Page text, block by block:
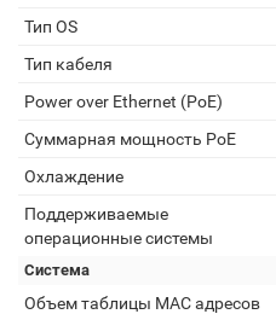
Тип OS
Тип кабеля
Power over Ethernet (PoE)
Суммарная мощность PoE
Охлаждение
Поддерживаемые
операционные системы
Система
Объем таблицы MAC адресов